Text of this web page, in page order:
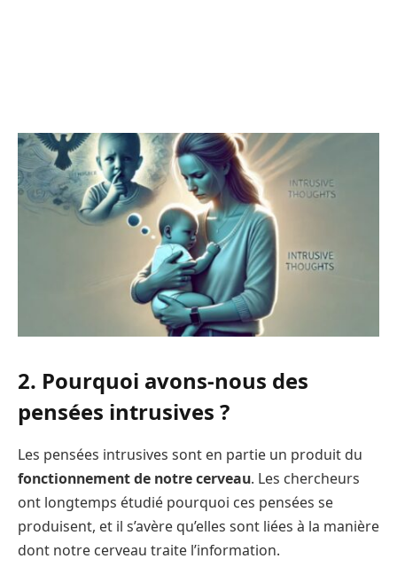
2. Pourquoi avons-nous des
pensées intrusives ?
Les pensées intrusives sont en partie un produit du
fonctionnement de notre cerveau. Les chercheurs
ont longtemps étudié pourquoi ces pensées se
produisent, et il s’avère qu’elles sont liées à la manière
dont notre cerveau traite l’information.